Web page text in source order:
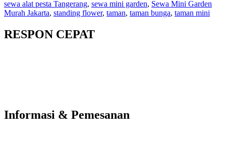
sewa alat pesta Tangerang, sewa mini garden, Sewa Mini Garden
Murah Jakarta, standing flower, taman, taman bunga, taman mini
RESPON CEPAT
Informasi & Pemesanan